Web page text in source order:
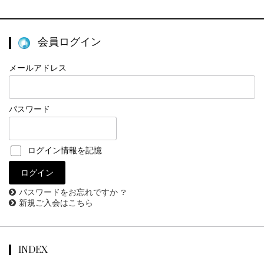
会員ログイン
メールアドレス
パスワード
ログイン情報を記憶
パスワードをお忘れですか ?
新規ご入会はこちら
INDEX